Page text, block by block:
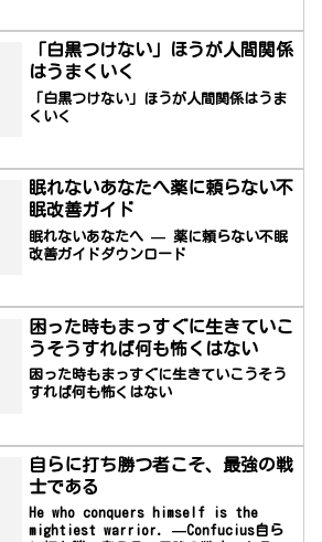
「白黒つけない」ほうが人間関係
はうまくいく
「白黒つけない」ほうが人間関係はうま
くいく
眠れないあなたへ薬に頼らない不
眠改善ガイド
眠れないあなたへ — 薬に頼らない不眠
改善ガイドダウンロード
困った時もまっすぐに生きていこ
うそうすれば何も怖くはない
困った時もまっすぐに生きていこうそう
すれば何も怖くはない
自らに打ち勝つ者こそ、最強の戦
士である
He who conquers himself is the
mightiest warrior. —Confucius自ら